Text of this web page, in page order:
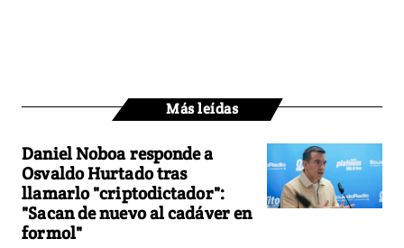
Más leídas
Daniel Noboa responde a
Osvaldo Hurtado tras
llamarlo "criptodictador":
"Sacan de nuevo al cadáver en
formol"